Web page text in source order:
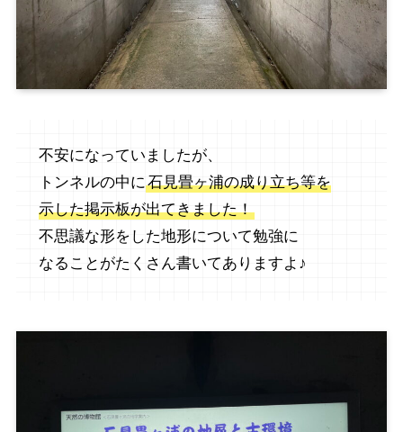
不安になっていましたが、
トンネルの中に石見畳ヶ浦の成り立ち等を
示した掲示板が出てきました！
不思議な形をした地形について勉強に
なることがたくさん書いてありますよ♪